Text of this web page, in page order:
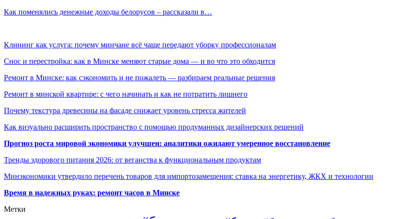
Как поменялись денежные доходы белорусов – рассказали в…
Клининг как услуга: почему минчане всё чаще передают уборку профессионалам
Снос и перестройка: как в Минске меняют старые дома — и во что это обходится
Ремонт в Минске: как сэкономить и не пожалеть — разбираем реальные решения
Ремонт в минской квартире: с чего начинать и как не потратить лишнего
Почему текстура древесины на фасаде снижает уровень стресса жителей
Как визуально расширить пространство с помощью продуманных дизайнерских решений
Прогноз роста мировой экономики улучшен: аналитики ожидают умеренное восстановление
Тренды здорового питания 2026: от веганства к функциональным продуктам
Минэкономики утвердило перечень товаров для импортозамещения: ставка на энергетику, ЖКХ и технологии
Время в надежных руках: ремонт часов в Минске
Метки